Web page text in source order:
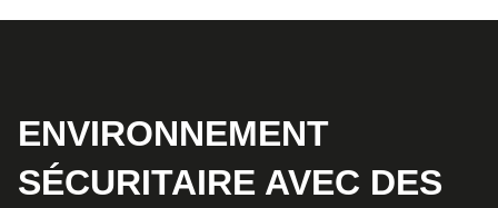
ENVIRONNEMENT
SÉCURITAIRE AVEC DES